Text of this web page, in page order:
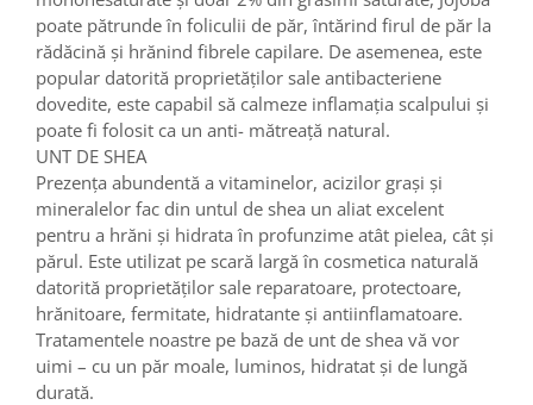
poate pătrunde în foliculii de păr, întărind firul de păr la
rădăcină și hrănind fibrele capilare. De asemenea, este
popular datorită proprietăților sale antibacteriene
dovedite, este capabil să calmeze inflamația scalpului și
poate fi folosit ca un anti- mătreață natural.
UNT DE SHEA
Prezența abundentă a vitaminelor, acizilor grași și
mineralelor fac din untul de shea un aliat excelent
pentru a hrăni și hidrata în profunzime atât pielea, cât și
părul. Este utilizat pe scară largă în cosmetica naturală
datorită proprietăților sale reparatoare, protectoare,
hrănitoare, fermitate, hidratante și antiinflamatoare.
Tratamentele noastre pe bază de unt de shea vă vor
uimi – cu un păr moale, luminos, hidratat și de lungă
durată.